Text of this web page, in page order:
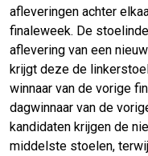
afleveringen achter
finaleweek. De
aflevering van een
krijgt deze de
winnaar van de vorige
dagwinnaar van de
kandidaten krijgen de
middelste stoelen,